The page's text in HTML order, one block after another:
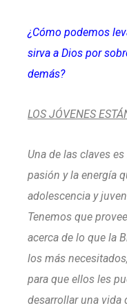
¿Cómo podemos
sirva a Dios por
demás?
LOS JÓVENES
Una de las claves
pasión y la energía
adolescencia y
Tenemos que
acerca de lo que la
los más
para que ellos les
desarrollar una vida